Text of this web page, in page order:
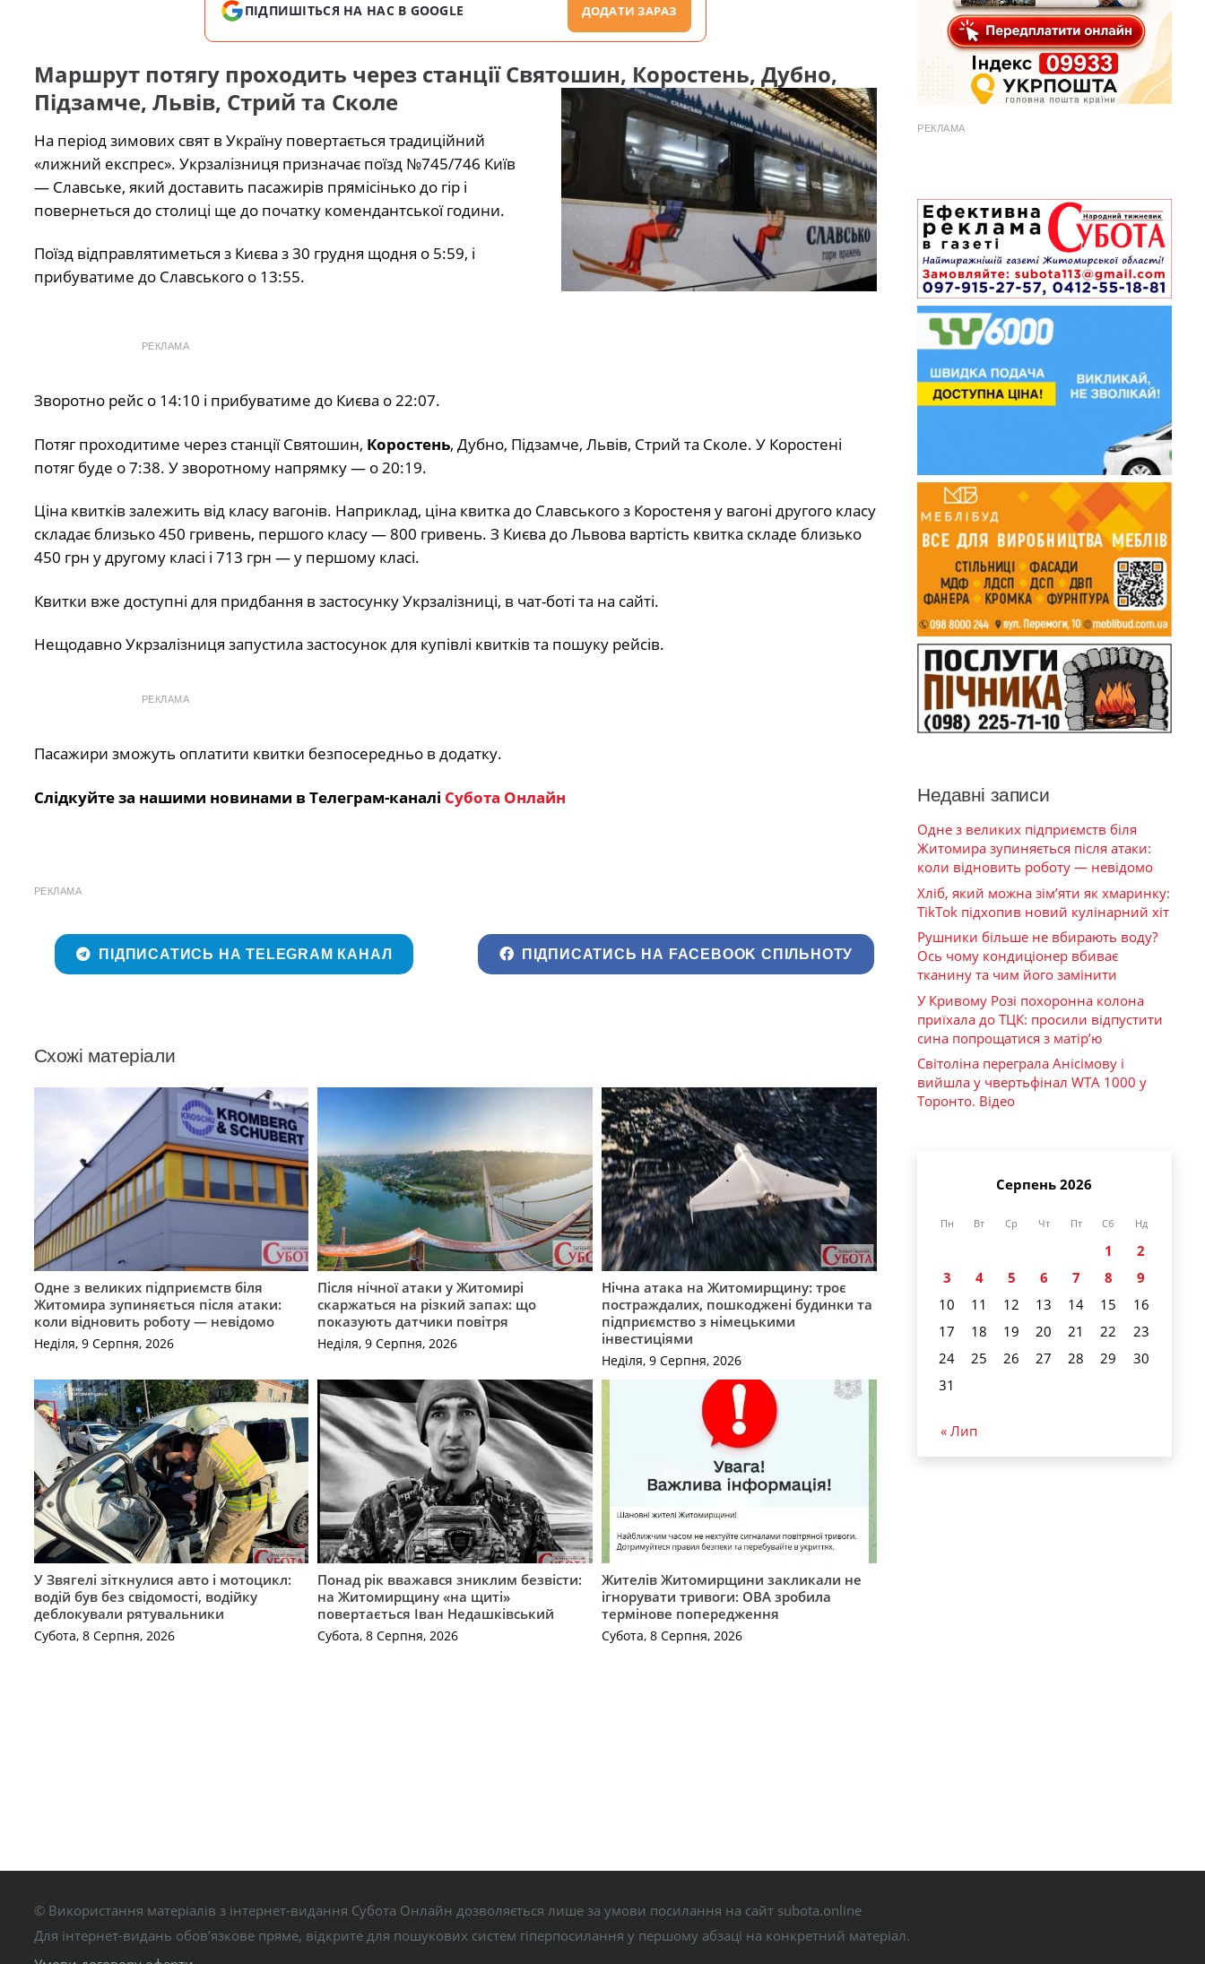
ПІДПИШІТЬСЯ НА НАС В GOOGLE ДОДАТИ ЗАРАЗ
Маршрут потягу проходить через станції Святошин, Коростень, Дубно,
Підзамче, Львів, Стрий та Сколе
На період зимових свят в Україну повертається традиційний
«лижний експрес». Укрзалізниця призначає поїзд №745/746 Київ
— Славське, який доставить пасажирів прямісінько до гір і
повернеться до столиці ще до початку комендантської години.
Поїзд відправлятиметься з Києва з 30 грудня щодня о 5:59, і
прибуватиме до Славського о 13:55.
РЕКЛАМА
Зворотно рейс о 14:10 і прибуватиме до Києва о 22:07.
Потяг проходитиме через станції Святошин, Коростень, Дубно, Підзамче, Львів, Стрий та Сколе. У Коростені
потяг буде о 7:38. У зворотному напрямку — о 20:19.
Ціна квитків залежить від класу вагонів. Наприклад, ціна квитка до Славського з Коростеня у вагоні другого класу
складає близько 450 гривень, першого класу — 800 гривень. З Києва до Львова вартість квитка складе близько
450 грн у другому класі і 713 грн — у першому класі.
Квитки вже доступні для придбання в застосунку Укрзалізниці, в чат-боті та на сайті.
Нещодавно Укрзалізниця запустила застосунок для купівлі квитків та пошуку рейсів.
РЕКЛАМА
Пасажири зможуть оплатити квитки безпосередньо в додатку.
Слідкуйте за нашими новинами в Телеграм-каналі Субота Онлайн
РЕКЛАМА
ПІДПИСАТИСЬ НА TELEGRAM КАНАЛ ПІДПИСАТИСЬ НА FACEBOOK СПІЛЬНОТУ
Схожі матеріали
Одне з великих підприємств біля
Житомира зупиняється після атаки:
коли відновить роботу — невідомо
Неділя, 9 Серпня, 2026
Після нічної атаки у Житомирі
скаржаться на різкий запах: що
показують датчики повітря
Неділя, 9 Серпня, 2026
Нічна атака на Житомирщину: троє
постраждалих, пошкоджені будинки та
підприємство з німецькими
інвестиціями
Неділя, 9 Серпня, 2026
У Звягелі зіткнулися авто і мотоцикл:
водій був без свідомості, водійку
деблокували рятувальники
Субота, 8 Серпня, 2026
Понад рік вважався зниклим безвісти:
на Житомирщину «на щиті»
повертається Іван Недашківський
Субота, 8 Серпня, 2026
Жителів Житомирщини закликали не
ігнорувати тривоги: ОВА зробила
термінове попередження
Субота, 8 Серпня, 2026
РЕКЛАМА
Недавні записи
Одне з великих підприємств біля
Житомира зупиняється після атаки:
коли відновить роботу — невідомо
Хліб, який можна зім’яти як хмаринку:
TikTok підхопив новий кулінарний хіт
Рушники більше не вбирають воду?
Ось чому кондиціонер вбиває
тканину та чим його замінити
У Кривому Розі похоронна колона
приїхала до ТЦК: просили відпустити
сина попрощатися з матір’ю
Світоліна переграла Анісімову і
вийшла у чвертьфінал WTA 1000 у
Торонто. Відео
Серпень 2026
Пн Вт Ср Чт Пт Сб Нд
1
2
3
4 5 6 7 8
9
10
11 12 13 14 15
16
17
18 19 20 21 22
23
24
25 26 27 28 29
30
31
« Лип
© Використання матеріалів з інтернет-видання Субота Онлайн дозволяється лише за умови посилання на сайт subota.online
Для інтернет-видань обов’язкове пряме, відкрите для пошукових систем гіперпосилання у першому абзаці на конкретний матеріал.